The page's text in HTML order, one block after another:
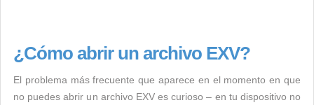
¿Cómo abrir un archivo EXV?
El problema más frecuente que aparece en el momento en que
no puedes abrir un archivo EXV es curioso – en tu dispositivo no